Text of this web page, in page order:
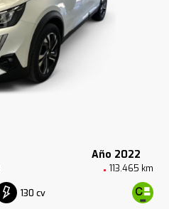
Año 2022
113.465 km
130 cv